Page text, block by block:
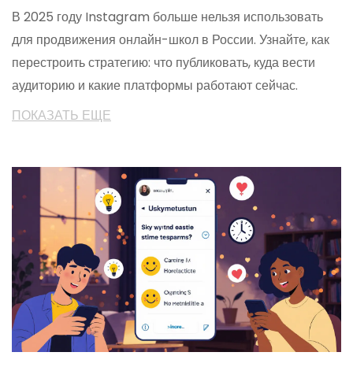
В 2025 году Instagram больше нельзя использовать
для продвижения онлайн-школ в России. Узнайте, как
перестроить стратегию: что публиковать, куда вести
аудиторию и какие платформы работают сейчас.
ПОКАЗАТЬ ЕЩЕ